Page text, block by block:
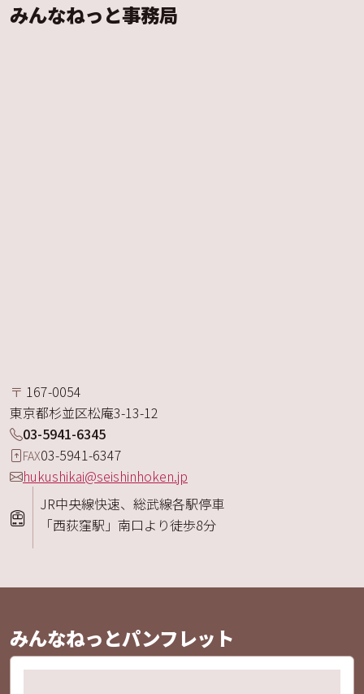
みんなねっと事務局
〒 167-0054
東京都杉並区松庵3-13-12
03-5941-6345
FAX03-5941-6347
hukushikai@seishinhoken.jp
JR中央線快速、総武線各駅停車
「西荻窪駅」南口より徒歩8分
みんなねっとパンフレット